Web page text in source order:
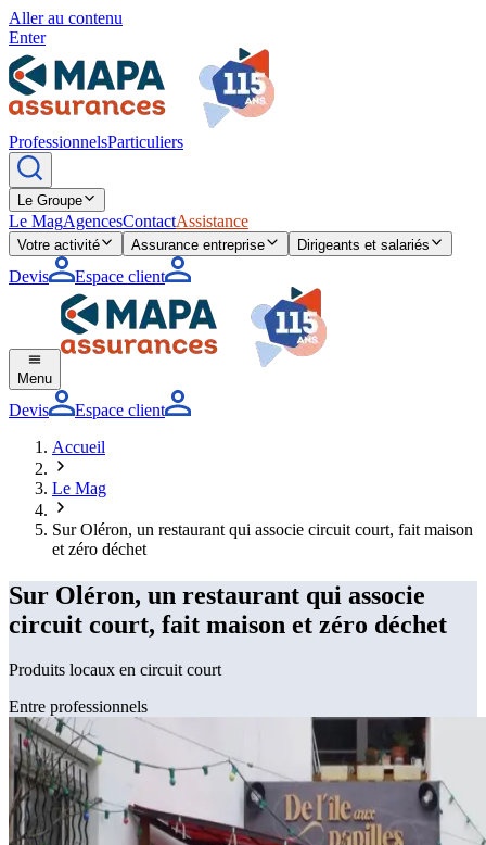
Aller au contenu
Enter
ProfessionnelsParticuliers
Le Groupe
Le MagAgencesContactAssistance
Votre activité Assurance entreprise Dirigeants et salariés
Devis Espace client
Menu
Devis
Espace client
Accueil
Le Mag
Sur Oléron, un restaurant qui associe circuit court, fait maison
et zéro déchet
Sur Oléron, un restaurant qui associe
circuit court, fait maison et zéro déchet
Produits locaux en circuit court
Entre professionnels